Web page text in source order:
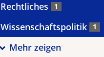
Rechtliches 1
Wissenschaftspolitik 1
Mehr zeigen